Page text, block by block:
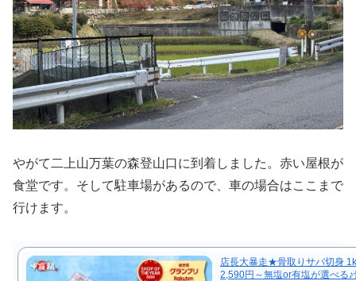
やがて二上山万葉の森登山口に到着しました。赤い屋根が
食堂です。そして駐車場があるので、車の場合はここまで
行けます。
店長大暴走★骨取りサバ切身
2,590円～無塩or有塩が選べる♪